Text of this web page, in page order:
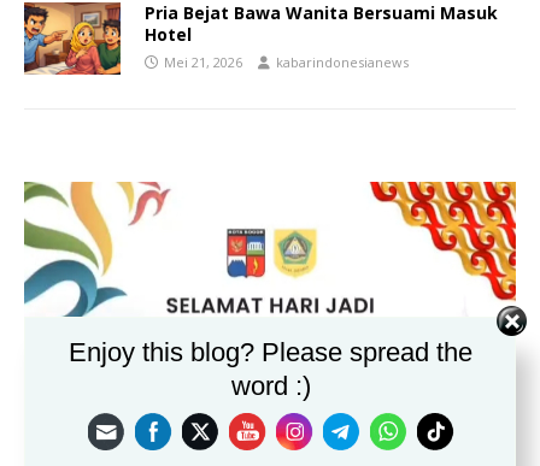
Pria Bejat Bawa Wanita Bersuami Masuk
Hotel
Mei 21, 2026 kabarindonesianews
Enjoy this blog? Please spread the
word :)